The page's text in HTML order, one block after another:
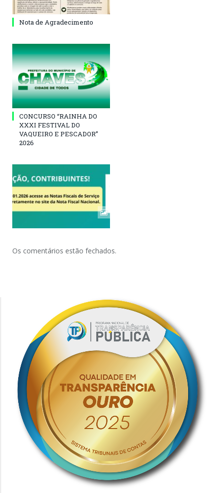
Nota de Agradecimento
CONCURSO “RAINHA DO
XXXI FESTIVAL DO
VAQUEIRO E PESCADOR”
2026
Os comentários estão fechados.